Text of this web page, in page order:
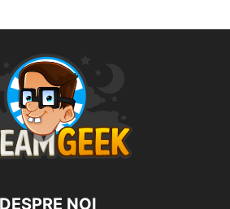
DESPRE NOI